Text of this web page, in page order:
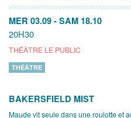
MER 03.09 - SAM 18.10
20H30
THÉÂTRE LE PUBLIC
THÉÂTRE
BAKERSFIELD MIST
Maude vit seule dans une roulotte et